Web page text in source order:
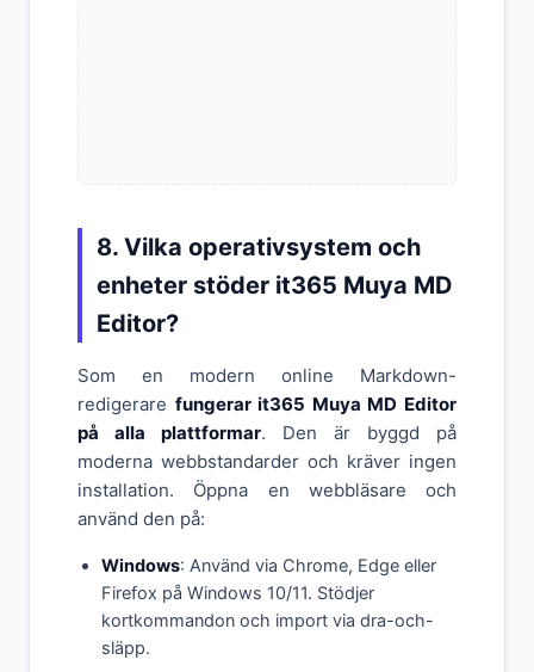
8. Vilka operativsystem och
enheter stöder it365 Muya MD
Editor?
Som en modern online Markdown-
redigerare fungerar it365 Muya MD Editor
på alla plattformar. Den är byggd på
moderna webbstandarder och kräver ingen
installation. Öppna en webbläsare och
använd den på:
Windows: Använd via Chrome, Edge eller
Firefox på Windows 10/11. Stödjer
kortkommandon och import via dra-och-
släpp.